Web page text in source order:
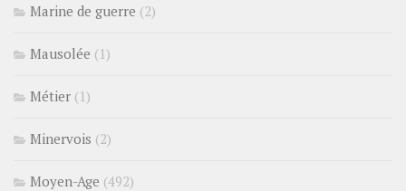
Marine de guerre (2)
Mausolée (1)
Métier (1)
Minervois (2)
Moyen-Age (492)